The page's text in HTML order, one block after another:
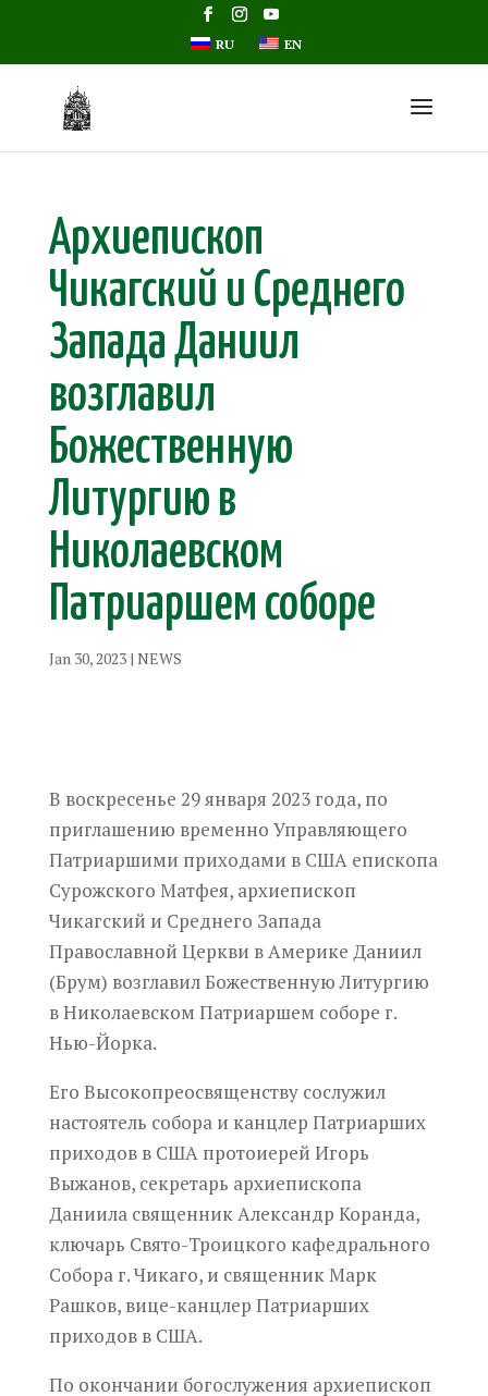
RU EN
Архиепископ
Чика‌гский и Среднего
Запада Даниил
возглавил
Божественную
Литургию в
Николаевском
Патриаршем соборе
Jan 30, 2023| NEWS
В воскресенье 29 января 2023 года, по
приглашению временно Управляющего
Патриаршими приходами в США епископа
Сурожского Матфея, архиепископ
Чика‌гский и Среднего Запада
Православной Церкви в Америке Даниил
(Брум) возглавил Божественную Литургию
в Николаевском Патриаршем соборе г.
Нью-Йорка.
Его Высокопреосвященству сослужил
настоятель собора и канцлер Патриарших
приходов в США протоиерей Игорь
Выжанов, секретарь архиепископа
Даниила священник Александр Коранда,
ключарь Свято-Троицкого кафедрального
Собора г. Чикаго, и священник Марк
Рашков, вице-канцлер Патриарших
приходов в США.
По окончании богослужения архиепископ